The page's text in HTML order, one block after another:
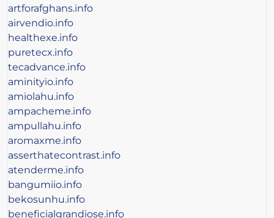
artforafghans.info
airvendio.info
healthexe.info
puretecx.info
tecadvance.info
aminityio.info
amiolahu.info
ampacheme.info
ampullahu.info
aromaxme.info
asserthatecontrast.info
atenderme.info
bangumiio.info
bekosunhu.info
beneficialgrandiose.info